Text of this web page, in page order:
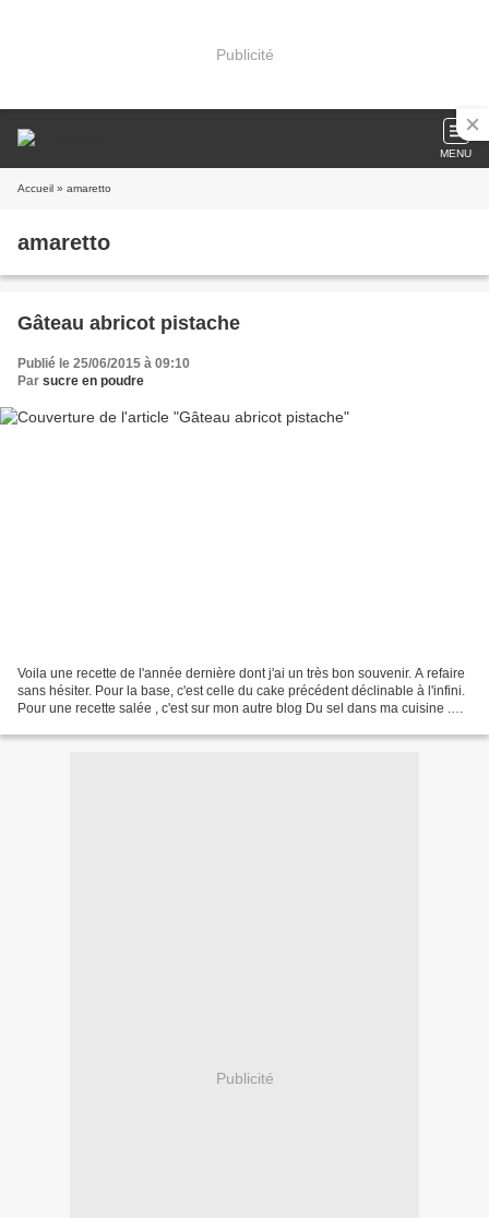
Publicité
MENU
Accueil » amaretto
amaretto
Gâteau abricot pistache
Publié le 25/06/2015 à 09:10
Par sucre en poudre
Voila une recette de l'année dernière dont j'ai un très bon souvenir. A refaire
sans hésiter. Pour la base, c'est celle du cake précédent déclinable à l'infini.
Pour une recette salée , c'est sur mon autre blog Du sel dans ma cuisine .
Publicité